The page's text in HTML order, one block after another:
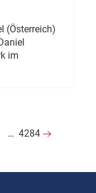
(Österreich)
im
… 4284